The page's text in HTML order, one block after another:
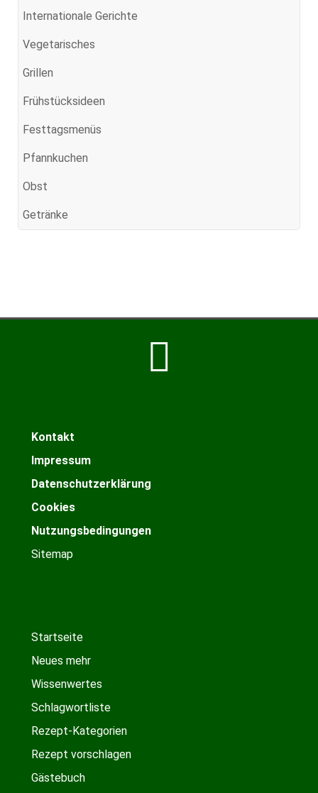
Internationale Gerichte
Vegetarisches
Grillen
Frühstücksideen
Festtagsmenüs
Pfannkuchen
Obst
Getränke
Kontakt
Impressum
Datenschutzerklärung
Cookies
Nutzungsbedingungen
Sitemap
Startseite
Neues mehr
Wissenwertes
Schlagwortliste
Rezept-Kategorien
Rezept vorschlagen
Gästebuch